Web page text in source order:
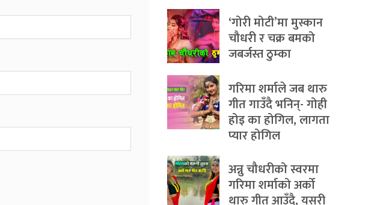
‘गोरी मोटी’मा मुस्कान
चौधरी र चक्र बमको
जबर्जस्त ठुम्का
गरिमा शर्माले जब थारु
गीत गाउँदै भनिन्- गोही
होइ का होगिल, लागता
प्यार होगिल
अन्नु चौधरीको स्वरमा
गरिमा शर्माको अर्को
थारु गीत आउँदै, यसरी